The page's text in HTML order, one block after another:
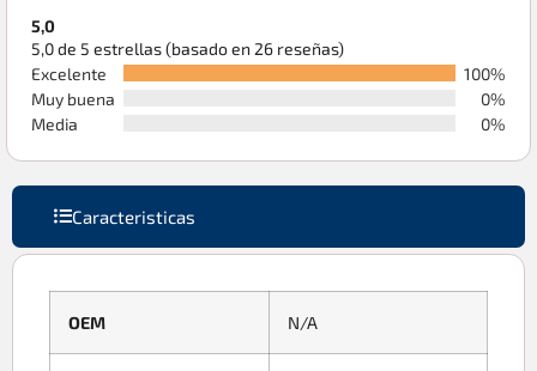
5,0
5,0 de 5 estrellas (basado en 26 reseñas)
Excelente
100%
Muy buena
0%
Media
0%
Caracteristicas
OEM N/A